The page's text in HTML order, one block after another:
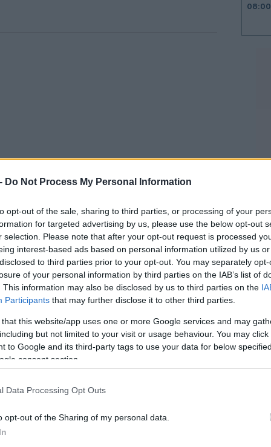
Do Not Process My Personal Information
opt-out of the sale, sharing to third parties, or processing of your
for targeted advertising by us, please use the below opt-out
selection. Please note that after your opt-out request is processed
interest-based ads based on personal information utilized by us
to third parties prior to your opt-out. You may separately
of your personal information by third parties on the IAB’s list of
This information may also be disclosed by us to third parties on the
Participants that may further disclose it to other third parties.
that this website/app uses one or more Google services and may
but not limited to your visit or usage behaviour. You may
to Google and its third-party tags to use your data for below
consent section.
Data Processing Opt Outs
opt-out of the Sharing of my personal data.
τρισ. δολάρια, η αποτίμησή της θα έχει
μήνες. Η συγχώνευση των SpaceX με xAI
δολαρίων.
επίσηςμεγαλύτερη από όλες τις
από πέντε: Τις Nvidia, Apple,
08:00
23:32
23:17
22:45